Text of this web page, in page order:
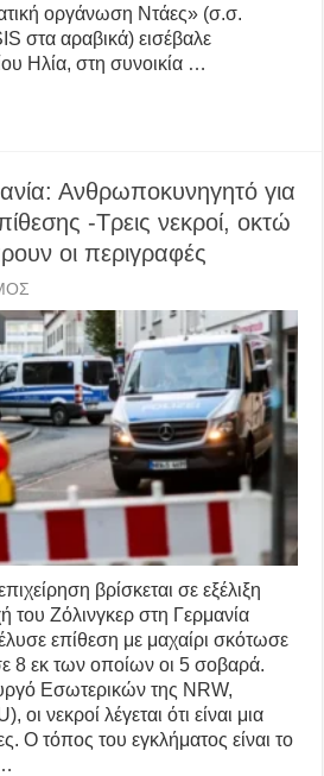
οργάνωση Ντάες» (σ.σ.
στα αραβικά) εισέβαλε
Ηλία, στη συνοικία …
Ανθρωποκυνηγητό για
-Τρεις νεκροί, οκτώ
οι περιγραφές
βρίσκεται σε εξέλιξη
του Ζόλινγκερ στη Γερμανία
επίθεση με μαχαίρι σκότωσε
8 εκ των οποίων οι 5 σοβαρά.
Εσωτερικών της NRW,
νεκροί λέγεται ότι είναι μια
Ο τόπος του εγκλήματος είναι το